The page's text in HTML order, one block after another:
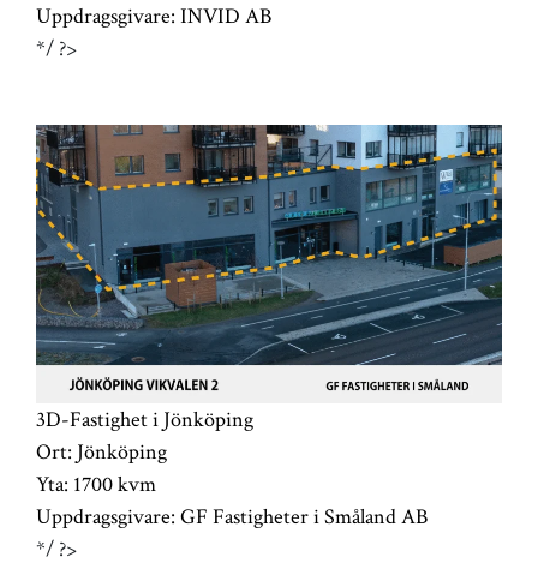
Uppdragsgivare: INVID AB
*/ ?>
3D-Fastighet i Jönköping
Ort: Jönköping
Yta: 1700 kvm
Uppdragsgivare: GF Fastigheter i Småland AB
*/ ?>